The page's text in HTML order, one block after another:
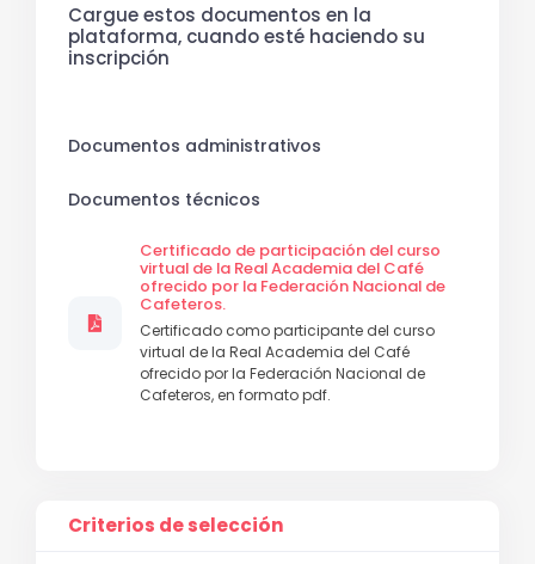
Cargue estos documentos en la
plataforma, cuando esté haciendo su
inscripción
Documentos administrativos
Documentos técnicos
Certificado de participación del curso
virtual de la Real Academia del Café
ofrecido por la Federación Nacional de
Cafeteros.
Certificado como participante del curso
virtual de la Real Academia del Café
ofrecido por la Federación Nacional de
Cafeteros, en formato pdf.
Criterios de selección